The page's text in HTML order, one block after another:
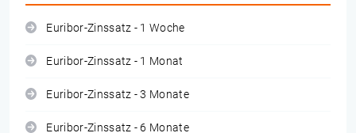
Euribor-Zinssatz - 1 Woche
Euribor-Zinssatz - 1 Monat
Euribor-Zinssatz - 3 Monate
Euribor-Zinssatz - 6 Monate